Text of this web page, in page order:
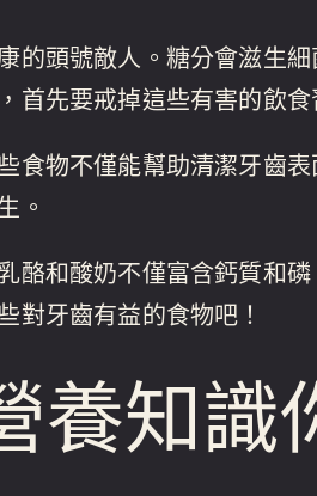
頭號敵人。糖分會滋生
首先要戒掉這些有害的飲食
物不僅能幫助清潔牙齒
。
酪和酸奶不僅富含鈣質和
對牙齒有益的食物吧！
養知識